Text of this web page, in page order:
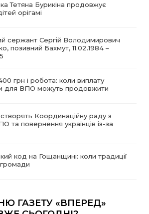
Тетяна Бурикіна продовжує
орігамі
сержант Сергій Володимирович
позивний Бахмут, 11.02.1984 –
грн і робота: коли виплату
для ВПО можуть продовжити
створять Координаційну раду з
та повернення українців із-за
код на Гощанщині: коли традиції
ГАЗЕТУ «ВПЕРЕД»